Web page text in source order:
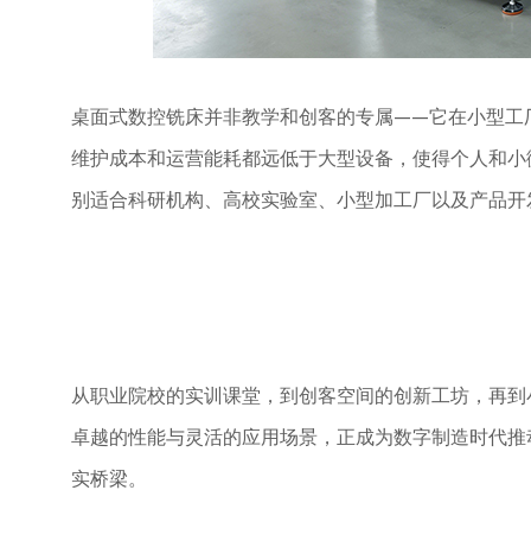
桌面式数控铣床并非教学和创客的专属——它在小型工
维护成本和运营能耗都远低于大型设备，使得个人和
别适合科研机构、高校实验室、小型加工厂以及产品
从职业院校的实训课堂，到创客空间的创新工坊，再
卓越的性能与灵活的应用场景，正成为数字制造时代
实桥梁。